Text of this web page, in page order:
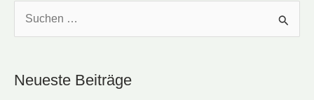
h
Neueste Beiträge